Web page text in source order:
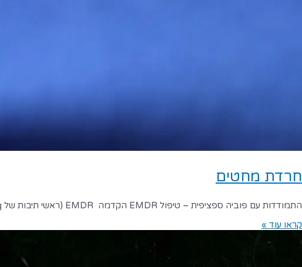
חרדת מחטים
התמודדות עם פוביה ספציפית – טיפול EMDR הקדמה EMDR (ראשי תיבות של Eye Movement Desensitization and Reprocessing) היא גישה טיפולית הכוללת העלאה ועיבוד מחדש של
קראו עוד »